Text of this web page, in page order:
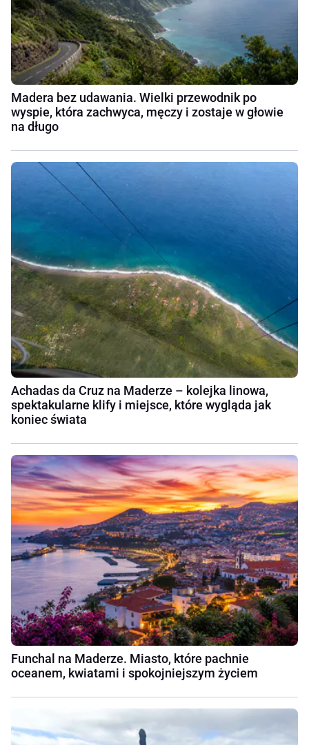
Madera bez udawania. Wielki przewodnik po
wyspie, która zachwyca, męczy i zostaje w głowie
na długo
Achadas da Cruz na Maderze – kolejka linowa,
spektakularne klify i miejsce, które wygląda jak
koniec świata
Funchal na Maderze. Miasto, które pachnie
oceanem, kwiatami i spokojniejszym życiem